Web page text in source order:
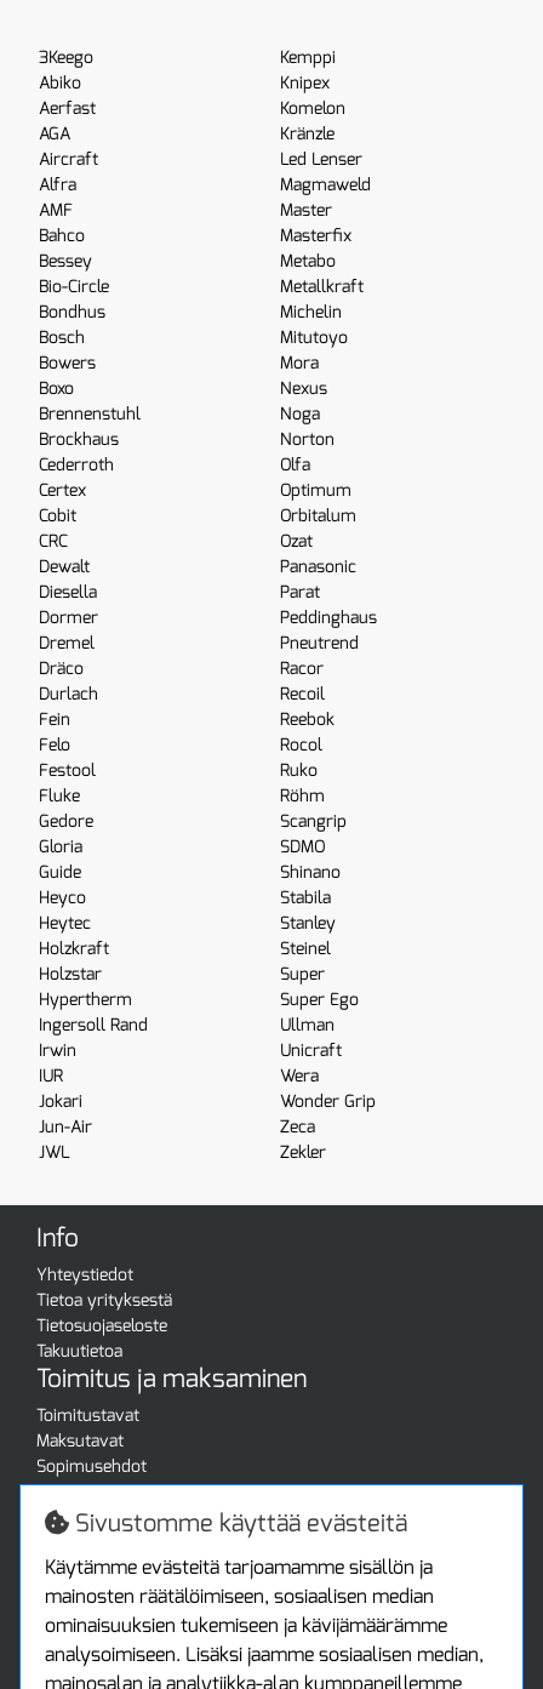
3Keego
Abiko
Aerfast
AGA
Aircraft
Alfra
AMF
Bahco
Bessey
Bio-Circle
Bondhus
Bosch
Bowers
Boxo
Brennenstuhl
Brockhaus
Cederroth
Certex
Cobit
CRC
Dewalt
Diesella
Dormer
Dremel
Dräco
Durlach
Fein
Felo
Festool
Fluke
Gedore
Gloria
Guide
Heyco
Heytec
Holzkraft
Holzstar
Hypertherm
Ingersoll Rand
Irwin
IUR
Jokari
Jun-Air
JWL
Kemppi
Knipex
Komelon
Kränzle
Led Lenser
Magmaweld
Master
Masterfix
Metabo
Metallkraft
Michelin
Mitutoyo
Mora
Nexus
Noga
Norton
Olfa
Optimum
Orbitalum
Ozat
Panasonic
Parat
Peddinghaus
Pneutrend
Racor
Recoil
Reebok
Rocol
Ruko
Röhm
Scangrip
SDMO
Shinano
Stabila
Stanley
Steinel
Super
Super Ego
Ullman
Unicraft
Wera
Wonder Grip
Zeca
Zekler
Info
Yhteystiedot
Tietoa yrityksestä
Tietosuojaseloste
Takuutietoa
Toimitus ja maksaminen
Toimitustavat
Maksutavat
Sopimusehdot
Turvallista ostamista
Jälleenmyyjille
Tax free / verovapaa myynti
Asiakastilini
Asiakastili
Luo tili
Kirjaudu sisään
Sivustomme käyttää evästeitä
Käytämme evästeitä tarjoamamme sisällön ja
mainosten räätälöimiseen, sosiaalisen median
ominaisuuksien tukemiseen ja kävijämäärämme
analysoimiseen. Lisäksi jaamme sosiaalisen median,
mainosalan ja analytiikka-alan kumppaneillemme